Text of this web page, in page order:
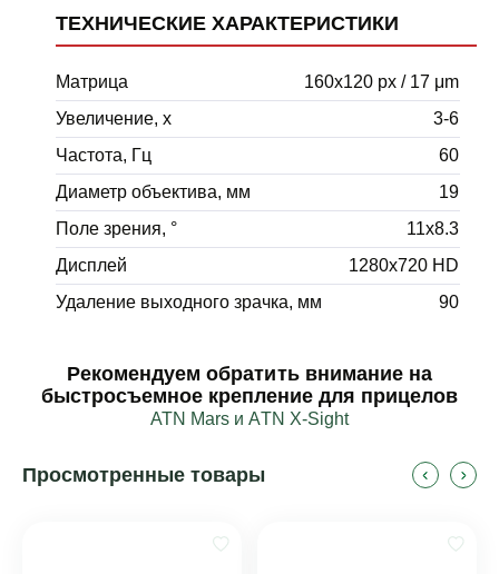
ТЕХНИЧЕСКИЕ ХАРАКТЕРИСТИКИ
Матрица
160х120 px / 17 μm
Увеличение, х
3-6
Частота, Гц
60
Диаметр объектива, мм
19
Поле зрения, °
11х8.3
Дисплей
1280х720 HD
Удаление выходного зрачка, мм
90
Рекомендуем обратить внимание на
быстросъемное крепление для прицелов
ATN Mars и ATN X-Sight
Просмотренные товары